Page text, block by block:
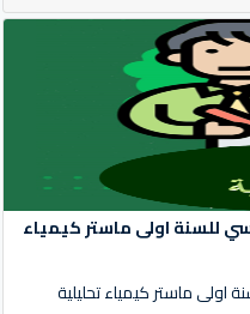
للسنة اولى ماستر كيمياء
اولى ماستر كيمياء تحليلية